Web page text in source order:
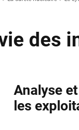
des
Analyse
les